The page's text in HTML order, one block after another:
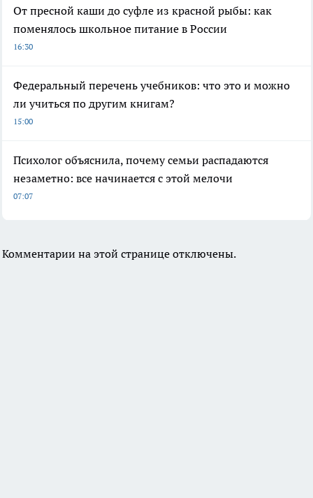
От пресной каши до суфле из красной рыбы: как
поменялось школьное питание в России
16:30
Федеральный перечень учебников: что это и можно
ли учиться по другим книгам?
15:00
Психолог объяснила, почему семьи распадаются
незаметно: все начинается с этой мелочи
07:07
Комментарии на этой странице отключены.